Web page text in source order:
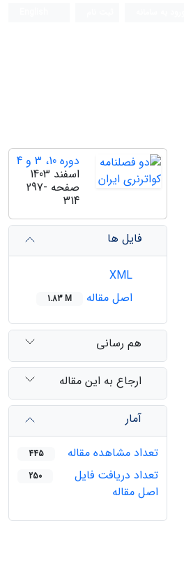
دوره 10، 3 و 4
اسفند 1403
صفحه 297-
314
فایل ها
اصل مقاله
1.83 M
هم رسانی
ارجاع به این مقاله
آمار
تعداد مشاهده مقاله
445
تعداد دریافت فایل
اصل مقاله
250